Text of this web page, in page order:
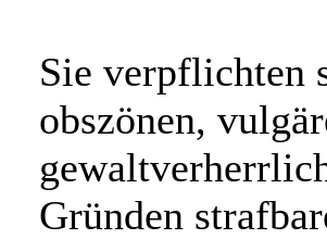
Sie verpflichten
obszönen,
Gründen